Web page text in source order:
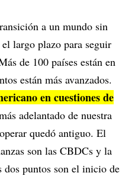
a un mundo sin
largo plazo para seguir
de 100 países están en
están más avanzados.
en cuestiones de
adelantado de nuestra
quedó antiguo. El
son las CBDCs y la
dos puntos son el inicio de